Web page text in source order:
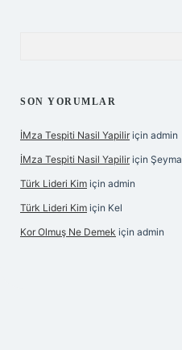
SON YORUMLAR
İMza Tespiti Nasil Yapilir için admin
İMza Tespiti Nasil Yapilir için Şeyma
Türk Lideri Kim için admin
Türk Lideri Kim için Kel
Kor Olmuş Ne Demek için admin